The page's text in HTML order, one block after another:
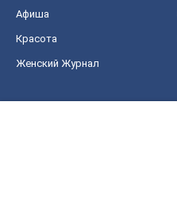
Афиша
Красота
Женский Журнал